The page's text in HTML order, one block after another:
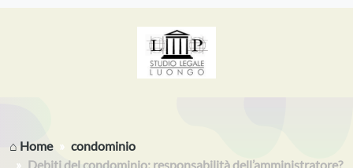
⌂ Home
condominio
Debiti del condominio: responsabilità dell’amministratore?